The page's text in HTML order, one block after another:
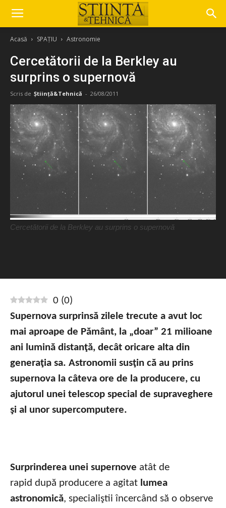
Acasă SPAȚIU Astronomie
Cercetătorii de la Berkley au
surprins o supernovă
Scris de Știință&Tehnică - 26/08/2011
Cercetătorii de la Berkley au surprins o supernovă
0 (0)
Supernova surprinsă zilele trecute a avut loc
mai aproape de Pământ, la „doar” 21 milioane
ani lumină distanţă, decât oricare alta din
generaţia sa. Astronomii susţin că au prins
supernova la câteva ore de la producere, cu
ajutorul unei telescop special de supraveghere
şi al unor supercomputere.
Surprinderea unei supernove atât de
rapid după producere a agitat lumea
astronomică, specialiştii încercând să o observe